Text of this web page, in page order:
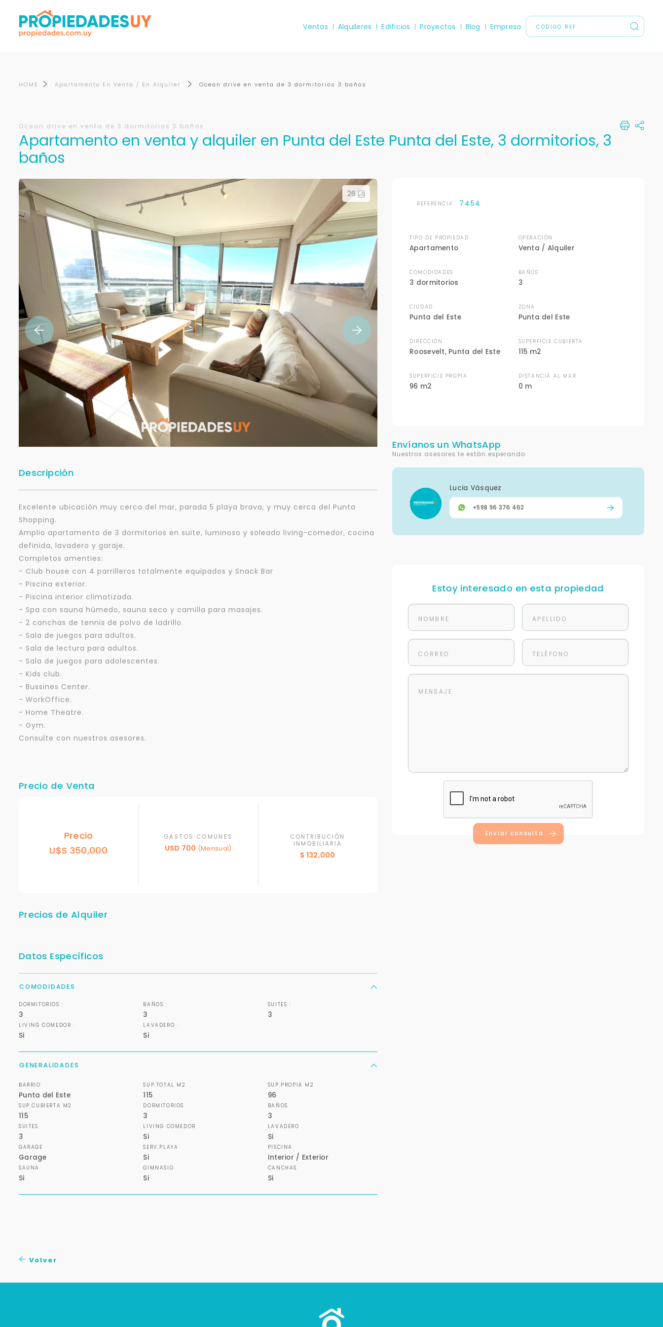
Ventas Alquileres Edificios Proyectos Blog Empresa
HOME Apartamento En Venta / En Alquiler Ocean drive en venta de 3 dormitorios 3 baños
Ocean drive en venta de 3 dormitorios 3 baños
Apartamento en venta y alquiler en Punta del Este Punta del Este, 3 dormitorios, 3
baños
26
Descripción
Excelente ubicación muy cerca del mar, parada 5 playa brava, y muy cerca del Punta
Shopping.
Amplio apartamento de 3 dormitorios en suite, luminoso y soleado living-comedor, cocina
definida, lavadero y garaje.
Completos amenties:
- Club house con 4 parrilleros totalmente equipados y Snack Bar
- Piscina exterior.
- Piscina interior climatizada.
- Spa con sauna húmedo, sauna seco y camilla para masajes.
- 2 canchas de tennis de polvo de ladrillo.
- Sala de juegos para adultos.
- Sala de lectura para adultos.
- Sala de juegos para adolescentes.
- Kids club.
- Bussines Center.
- WorkOffice.
- Home Theatre.
- Gym.
Consulte con nuestros asesores.
Precio de Venta
Precio
U$S 350,000
GASTOS COMUNES
USD 700 (Mensual)
CONTRIBUCIÓN
INMOBILIARIA
$ 132,000
Precios de Alquiler
Datos Específicos
COMODIDADES
DORMITORIOS :
3
BAÑOS :
3
SUITES :
3
LIVING COMEDOR :
Si
LAVADERO :
Si
GENERALIDADES
BARRIO
Punta del Este
SUP.TOTAL M2
115
SUP.PROPIA M2
96
SUP.CUBIERTA M2
115
DORMITORIOS
3
BAÑOS
3
SUITES
3
LIVING COMEDOR
Si
LAVADERO
Si
GARAGE
Garage
SERV.PLAYA
Si
PISCINA
Interior / Exterior
SAUNA
Si
GIMNASIO
Si
CANCHAS
Si
REFERENCIA: 7454
TIPO DE PROPIEDAD
Apartamento
OPERACIÓN
Venta / Alquiler
COMODIDADES
3 dormitorios
BAÑOS
3
CIUDAD
Punta del Este
ZONA
Punta del Este
DIRECCIÓN
Roosevelt, Punta del Este
SUPERFICIE CUBIERTA
115 m2
SUPERFICIE PROPIA
96 m2
DISTANCIA AL MAR
0 m
Envíanos un WhatsApp
Nuestros asesores te están esperando
Lucia Vásquez
+598 96 376 462
Estoy interesado en esta propiedad
Enviar consulta
Volver
Para responderte
Tus datos están seguros
Continuar por WhatsApp
Buscamos darte la mejor experiencia.